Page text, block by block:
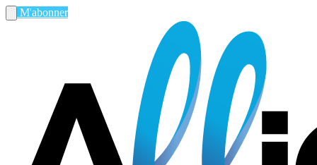
M'abonner